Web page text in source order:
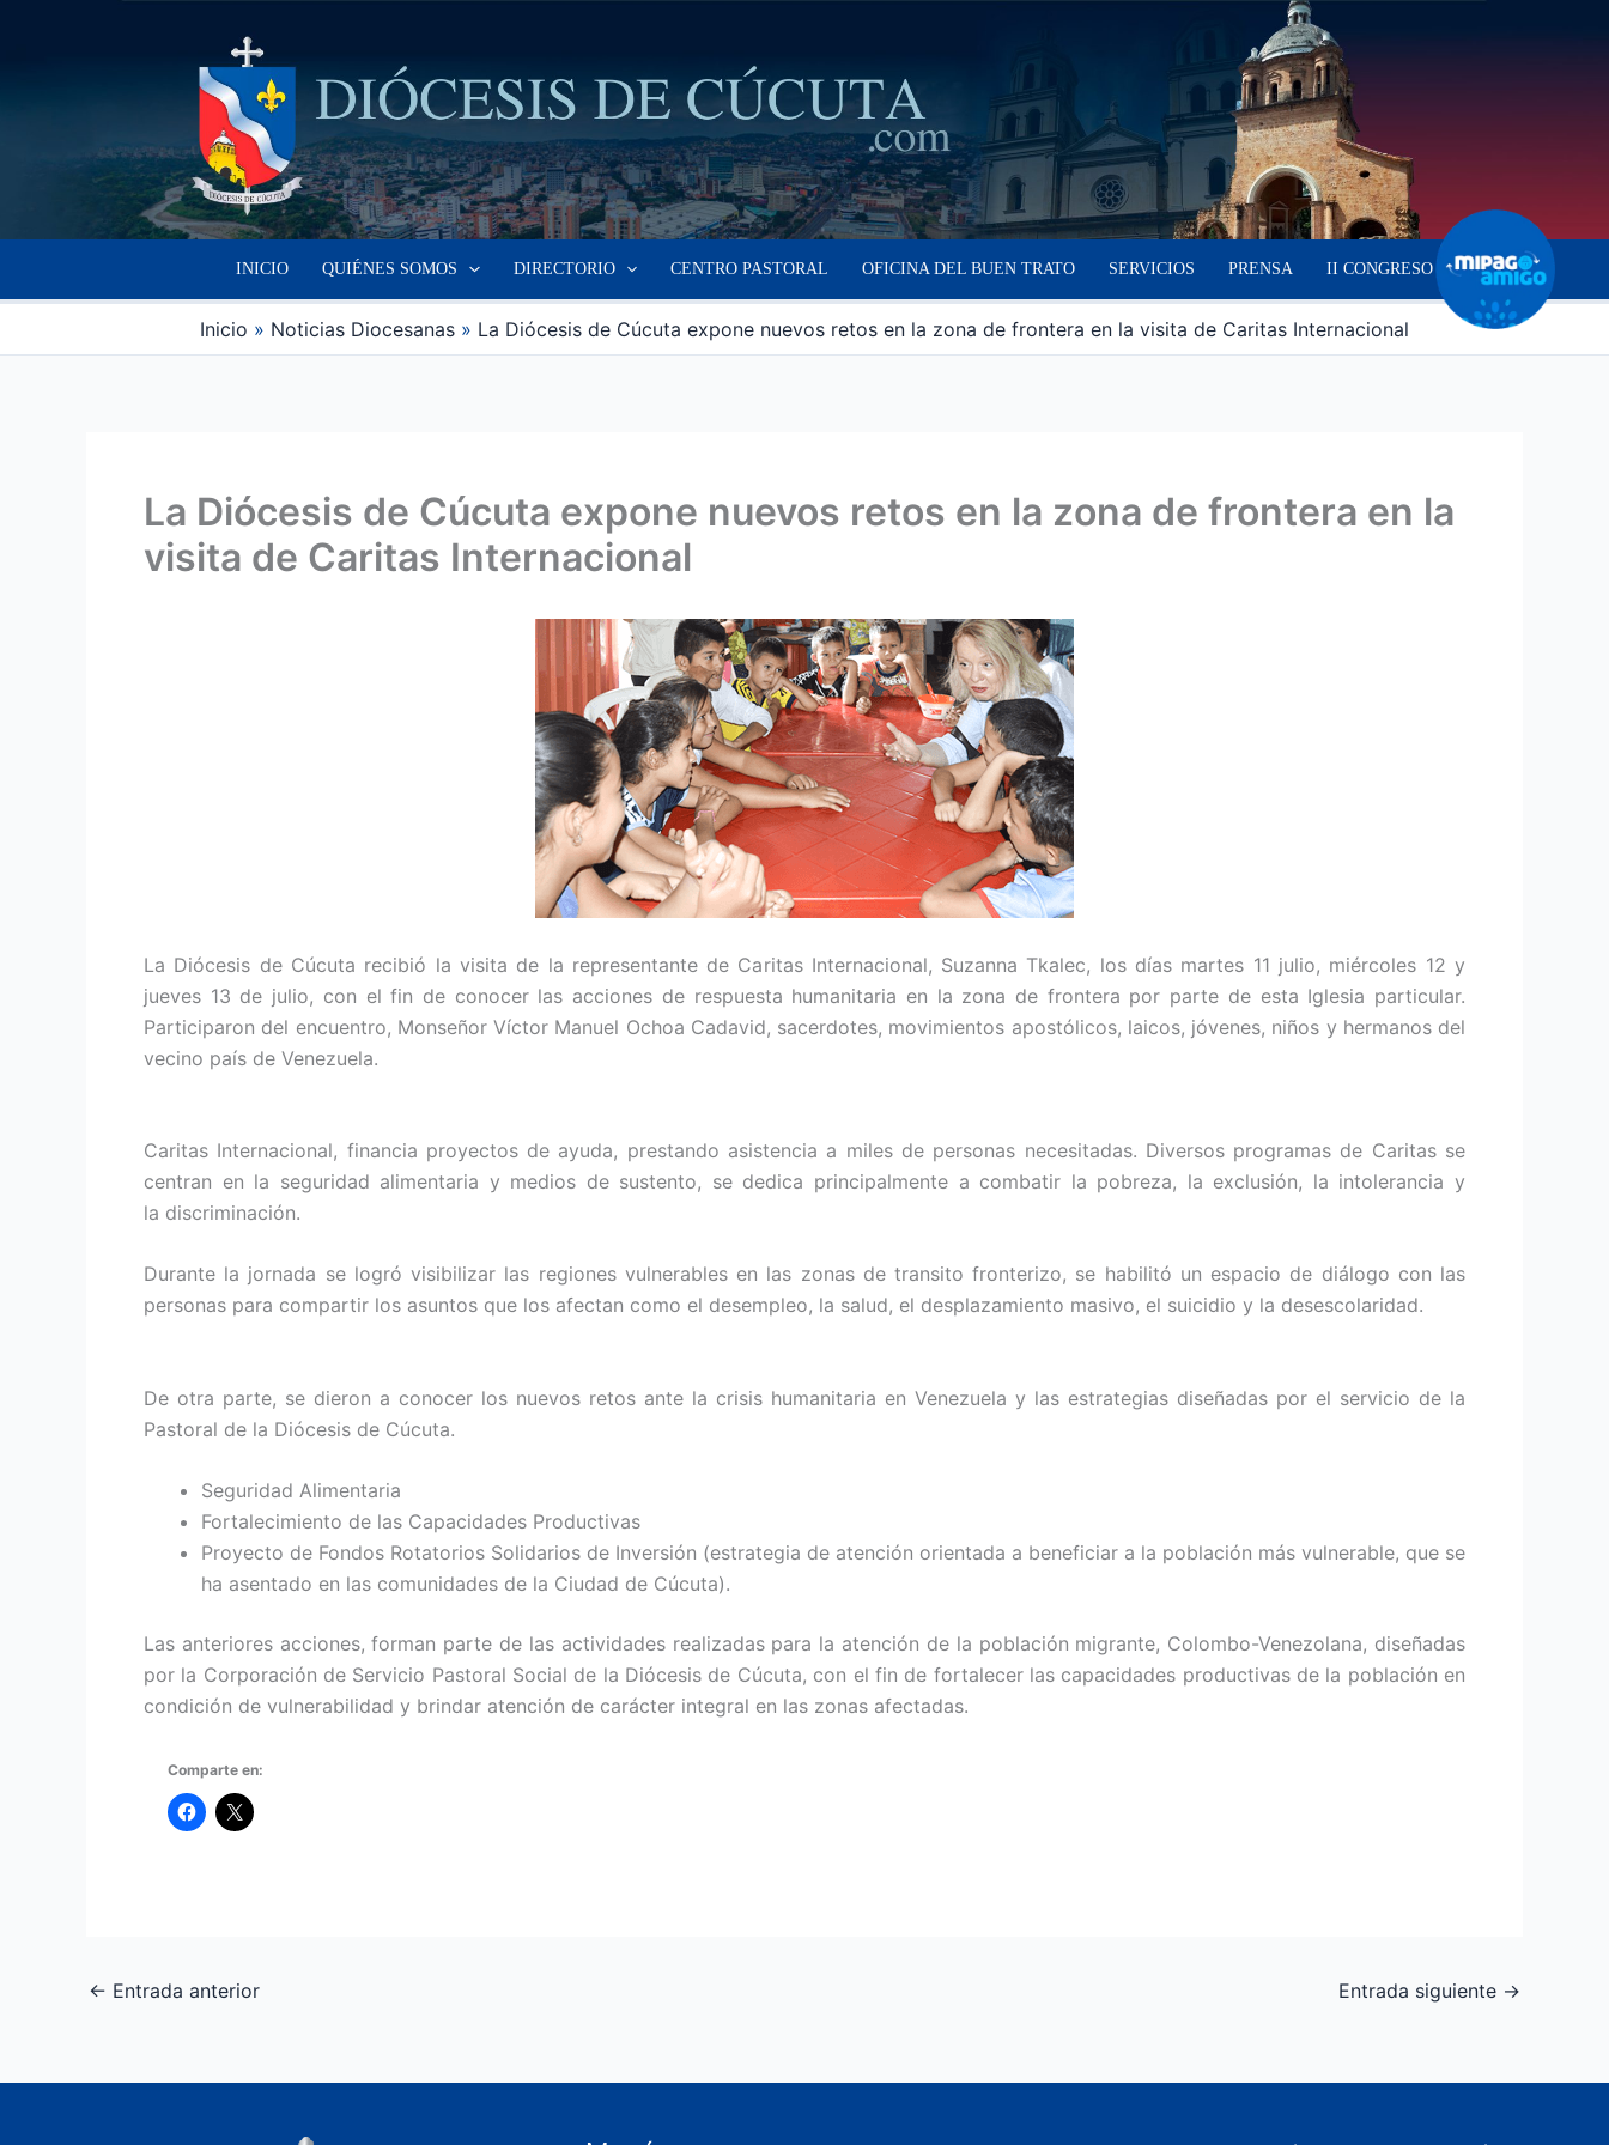
INICIO QUIÉNES SOMOS DIRECTORIO CENTRO PASTORAL OFICINA DEL BUEN TRATO SERVICIOS PRENSA II CONGRESO
Inicio Noticias Diocesanas La Diócesis de Cúcuta expone nuevos retos en la zona de frontera en la visita de Caritas Internacional
La Diócesis de Cúcuta expone nuevos retos en la zona de frontera en la
visita de Caritas Internacional
La Diócesis de Cúcuta recibió la visita de la representante de Caritas Internacional, Suzanna Tkalec, los días martes 11 julio, miércoles 12 y
jueves 13 de julio, con el fin de conocer las acciones de respuesta humanitaria en la zona de frontera por parte de esta Iglesia particular.
Participaron del encuentro, Monseñor Víctor Manuel Ochoa Cadavid, sacerdotes, movimientos apostólicos, laicos, jóvenes, niños y hermanos del
vecino país de Venezuela.
Caritas Internacional, financia proyectos de ayuda, prestando asistencia a miles de personas necesitadas. Diversos programas de Caritas se
centran en la seguridad alimentaria y medios de sustento, se dedica principalmente a combatir la pobreza, la exclusión, la intolerancia y
la discriminación.
Durante la jornada se logró visibilizar las regiones vulnerables en las zonas de transito fronterizo, se habilitó un espacio de diálogo con las
personas para compartir los asuntos que los afectan como el desempleo, la salud, el desplazamiento masivo, el suicidio y la desescolaridad.
De otra parte, se dieron a conocer los nuevos retos ante la crisis humanitaria en Venezuela y las estrategias diseñadas por el servicio de la
Pastoral de la Diócesis de Cúcuta.
Seguridad Alimentaria
Fortalecimiento de las Capacidades Productivas
Proyecto de Fondos Rotatorios Solidarios de Inversión (estrategia de atención orientada a beneficiar a la población más vulnerable, que se
ha asentado en las comunidades de la Ciudad de Cúcuta).
Las anteriores acciones, forman parte de las actividades realizadas para la atención de la población migrante, Colombo-Venezolana, diseñadas
por la Corporación de Servicio Pastoral Social de la Diócesis de Cúcuta, con el fin de fortalecer las capacidades productivas de la población en
condición de vulnerabilidad y brindar atención de carácter integral en las zonas afectadas.
Comparte en:
← Entrada anterior Entrada siguiente →